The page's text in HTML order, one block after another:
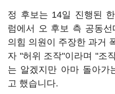
정 후보는 14일 진행된
럼에서 오 후보 측 공동
의힘 의원이 주장한 과거
자 "허위 조작"이라며 "조
는 알겠지만 아마 돌아가
고 했습니다.